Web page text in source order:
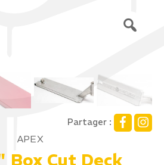
Partager :
APEX
Box Cut Deck